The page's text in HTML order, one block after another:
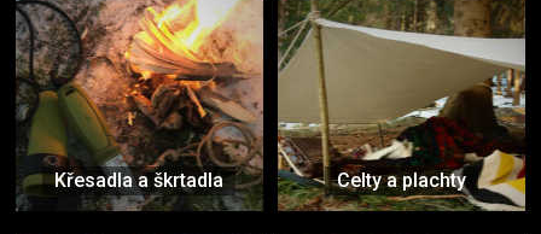
Křesadla a škrtadla Celty a plachty